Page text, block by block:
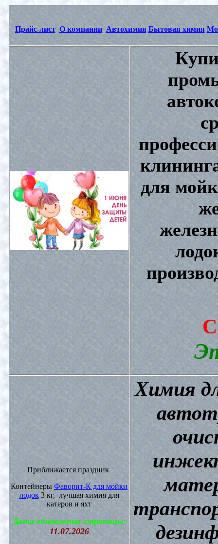
Прайс-лист О компании Автохимия Бытовая химия
для
Приближается праздник
Контейнеры Фаворит-К для мойки
лодок3 кг, лучшая химия для
катеров и яхт
Дата обновления страницы:
11.07.2026
Химия